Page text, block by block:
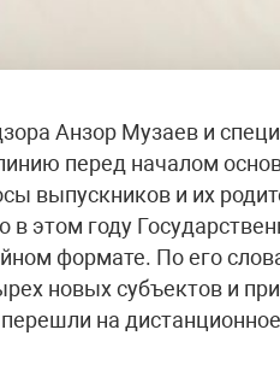
Анзор Музаев и
перед началом
выпускников и их
этом году
формате. По его
новых субъектов и
на